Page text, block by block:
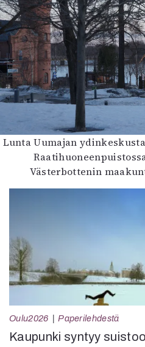
Lunta Uumajan
Västerbottenin
Oulu2026 Paperilehdestä
Kaupunki syntyy